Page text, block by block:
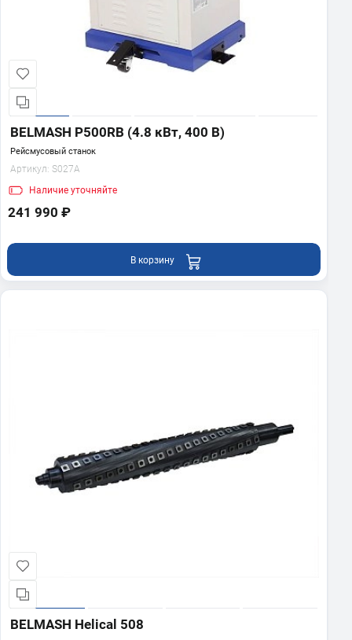
BELMASH P500RB (4.8 кВт, 400 В)
Рейсмусовый станок
Артикул: S027A
Наличие уточняйте
241 990 ₽
В корзину
BELMASH Helical 508